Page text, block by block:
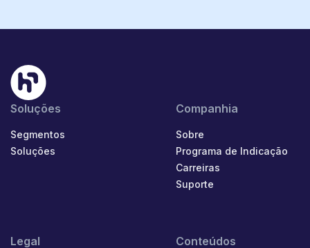
Soluções
Segmentos
Soluções
Companhia
Sobre
Programa de Indicação
Carreiras
Suporte
Legal Conteúdos